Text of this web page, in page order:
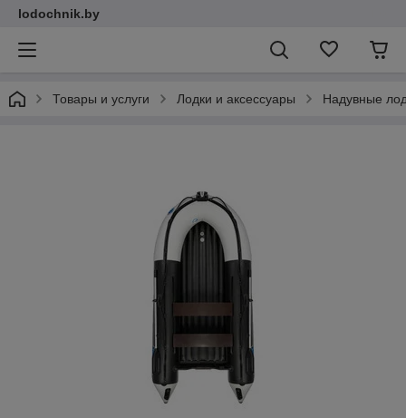
lodochnik.by
Товары и услуги Лодки и аксессуары Надувные